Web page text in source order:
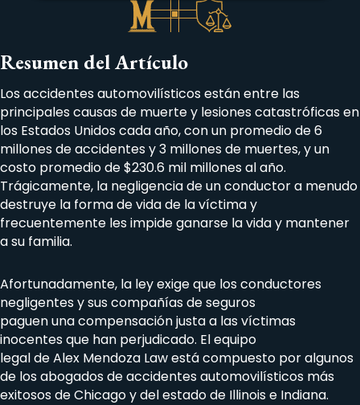
Resumen del Artículo
Los accidentes automovilísticos están entre las
principales causas de muerte y lesiones catastróficas en
los Estados Unidos cada año, con un promedio de 6
millones de accidentes y 3 millones de muertes, y un
costo promedio de $230.6 mil millones al año.
Trágicamente, la negligencia de un conductor a menudo
destruye la forma de vida de la víctima y
frecuentemente les impide ganarse la vida y mantener
a su familia.
Afortunadamente, la ley exige que los conductores
negligentes y sus compañías de seguros
paguen una compensación justa a las víctimas
inocentes que han perjudicado. El equipo
legal de Alex Mendoza Law está compuesto por algunos
de los abogados de accidentes automovilísticos más
exitosos de Chicago y del estado de Illinois e Indiana.